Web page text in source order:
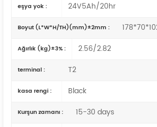
eşya yok : 24V5Ah/20hr
Boyut (L*W*H/TH)(mm)±2mm :
Ağırlık (kg)±3% : 2.56/2.82
terminal : T2
kasa rengi : Black
Kurşun zamanı : 15-30 days